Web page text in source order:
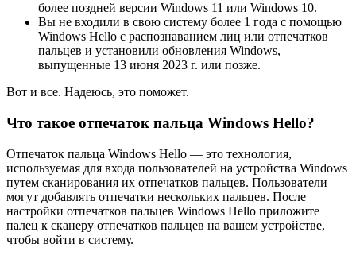
более поздней версии Windows 11 или Windows 10.
Вы не входили в свою систему более 1 года с помощью
Windows Hello с распознаванием лиц или отпечатков
пальцев и установили обновления Windows,
выпущенные 13 июня 2023 г. или позже.
Вот и все. Надеюсь, это поможет.
Что такое отпечаток пальца Windows Hello?
Отпечаток пальца Windows Hello — это технология,
используемая для входа пользователей на устройства Windows
путем сканирования их отпечатков пальцев. Пользователи
могут добавлять отпечатки нескольких пальцев. После
настройки отпечатков пальцев Windows Hello приложите
палец к сканеру отпечатков пальцев на вашем устройстве,
чтобы войти в систему.